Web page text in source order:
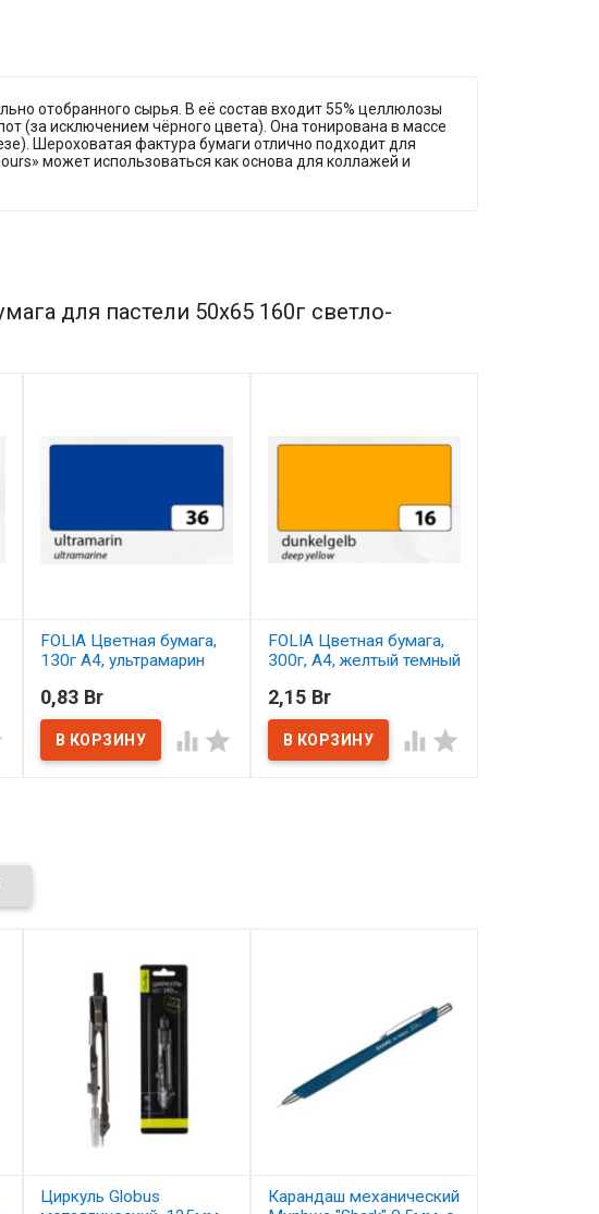
отобранного сырья. В её состав входит 55% целлюлозы
(за исключением чёрного цвета). Она тонирована в массе
Шероховатая фактура бумаги отлично подходит для
может использоваться как основа для коллажей и
для пастели 50х65 160г светло-
FOLIA Цветная бумага,
130г A4, ультрамарин
В наличии
0,83 Br
 
FOLIA Цветная бумага,
300г, A4, желтый темный
В наличии
2,15 Br
 
Циркуль Globus
Карандаш механический